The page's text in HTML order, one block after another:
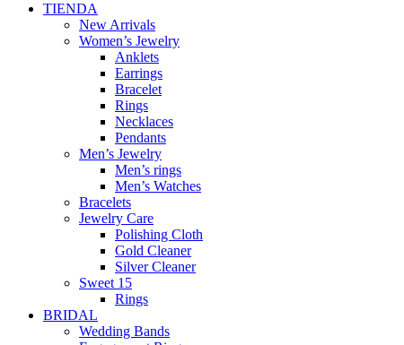
TIENDA
New Arrivals
Women’s Jewelry
Anklets
Earrings
Bracelet
Rings
Necklaces
Pendants
Men’s Jewelry
Men’s rings
Men’s Watches
Bracelets
Jewelry Care
Polishing Cloth
Gold Cleaner
Silver Cleaner
Sweet 15
Rings
BRIDAL
Wedding Bands